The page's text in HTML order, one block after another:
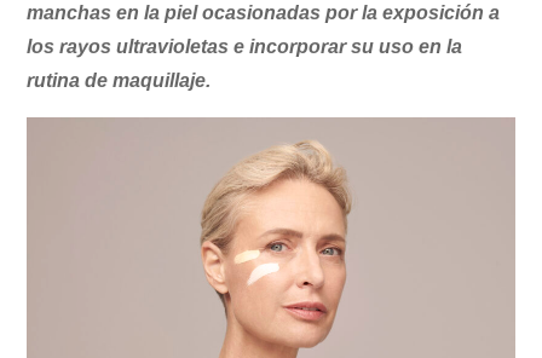
manchas en la piel ocasionadas por la exposición a
los rayos ultravioletas e incorporar su uso en la
rutina de maquillaje.